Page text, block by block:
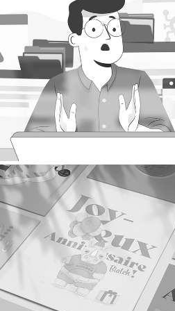
Tenacy - Motion design
2024
Illustrations
2024